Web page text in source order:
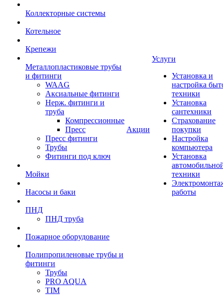
Коллекторные системы
Котельное
Крепежи
Металлопластиковые трубы
и фитинги
WAAG
Аксиальные фитинги
Нерж. фитинги и
труба
Компрессионные
Пресс
Пресс фитинги
Трубы
Фитинги под ключ
Мойки
Насосы и баки
ПНД
ПНД труба
Пожарное оборудование
Полипропиленовые трубы и
фитинги
Трубы
PRO AQUA
TIM
Акции
Услуги
Установка и
настройка
техники
Установка
сантехники
Страхование
покупки
Настройка
компьютера
Установка
техники
работы